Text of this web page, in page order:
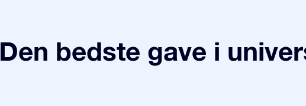
Den bedste gave i